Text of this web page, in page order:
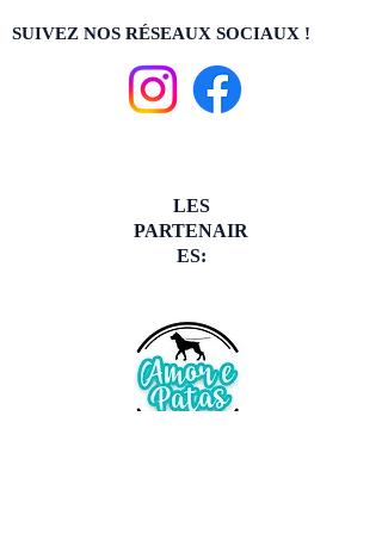
SUIVEZ NOS RÉSEAUX SOCIAUX !
LES
PARTENAIR
ES: